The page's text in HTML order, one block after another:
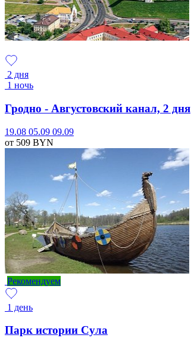
2 дня
1 ночь
Гродно - Августовский канал, 2 дня
19.08 05.09 09.09
от 509 BYN
Рекомендуем
1 день
Парк истории Сула